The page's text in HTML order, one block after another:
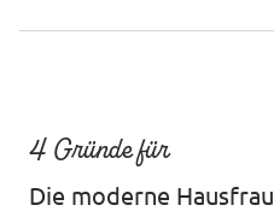
4 Gründe für
Die moderne Hausfrau